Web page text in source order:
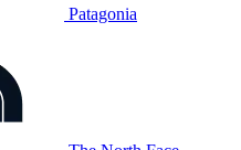
Patagonia